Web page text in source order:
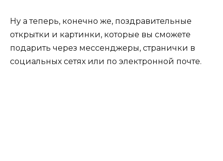
Ну а теперь, конечно же, поздравительные
открытки и картинки, которые вы сможете
подарить через мессенджеры, странички в
социальных сетях или по электронной почте.